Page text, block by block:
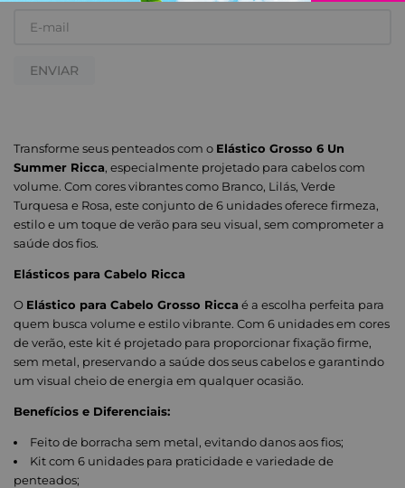
ENVIAR
Transforme seus penteados com o Elástico Grosso 6 Un
Summer Ricca, especialmente projetado para cabelos com
volume. Com cores vibrantes como Branco, Lilás, Verde
Turquesa e Rosa, este conjunto de 6 unidades oferece firmeza,
estilo e um toque de verão para seu visual, sem comprometer a
saúde dos fios.
Elásticos para Cabelo Ricca
O Elástico para Cabelo Grosso Ricca é a escolha perfeita para
quem busca volume e estilo vibrante. Com 6 unidades em cores
de verão, este kit é projetado para proporcionar fixação firme,
sem metal, preservando a saúde dos seus cabelos e garantindo
um visual cheio de energia em qualquer ocasião.
Benefícios e Diferenciais:
Feito de borracha sem metal, evitando danos aos fios;
Kit com 6 unidades para praticidade e variedade de
penteados;